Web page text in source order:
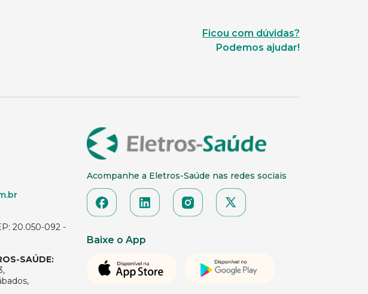
Ficou com dúvidas?
Podemos ajudar!
20.050-092 -
SAÚDE:
Acompanhe a Eletros-Saúde nas redes sociais
Baixe o App